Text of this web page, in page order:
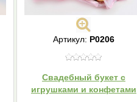
Артикул: Р0206
Свадебный букет с
игрушками и конфетами